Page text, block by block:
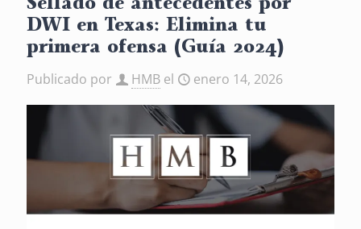
DWI en Texas: Elimina tu
primera ofensa (Guía 2024)
Publicado por HMB el enero 14, 2026